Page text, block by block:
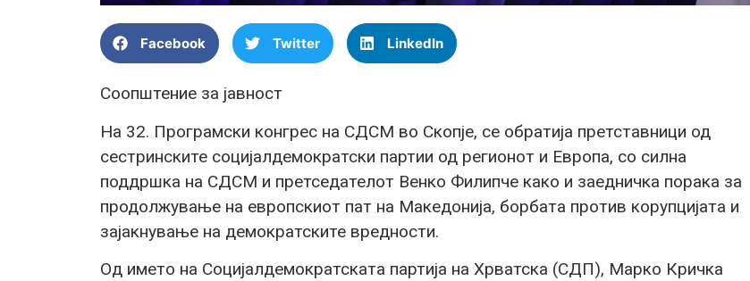
Facebook Twitter LinkedIn
Соопштение за јавност
На 32. Програмски конгрес на СДСМ во Скопје, се обратија претставници од
сестринските социјалдемократски партии од регионот и Европа, со силна
поддршка на СДСМ и претседателот Венко Филипче како и заедничка порака за
продолжување на европскиот пат на Македонија, борбата против корупцијата и
зајакнување на демократските вредности.
Од името на Социјалдемократската партија на Хрватска (СДП), Марко Кричка